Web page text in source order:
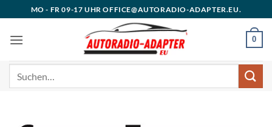
Inhalt
springen
MO - FR 09-17 UHR OFFICE@AUTORADIO-ADAPTER.EU.
0